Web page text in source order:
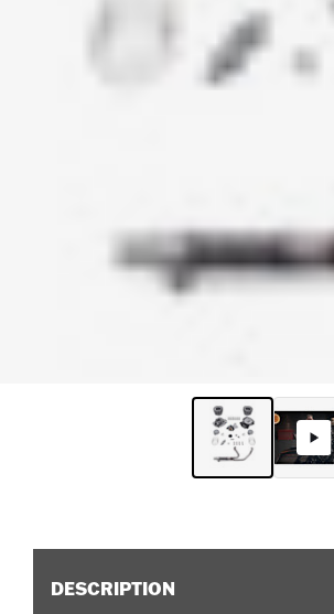
DESCRIPTION